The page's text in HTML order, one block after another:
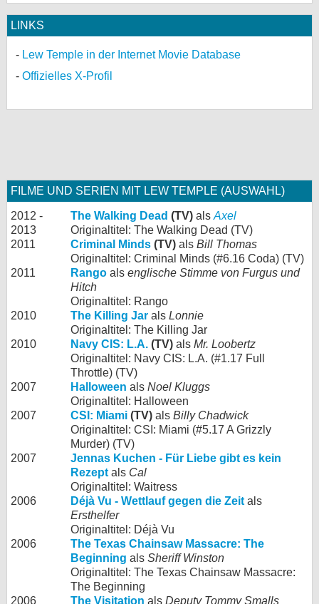
LINKS
Lew Temple in der Internet Movie Database
Offizielles X-Profil
FILME UND SERIEN MIT LEW TEMPLE (AUSWAHL)
2012 -
2013
The Walking Dead (TV) als Axel
Originaltitel: The Walking Dead (TV)
2011
Criminal Minds (TV) als Bill Thomas
Originaltitel: Criminal Minds (#6.16 Coda) (TV)
2011
Rango als englische Stimme von Furgus und
Hitch
Originaltitel: Rango
2010
The Killing Jar als Lonnie
Originaltitel: The Killing Jar
2010
Navy CIS: L.A. (TV) als Mr. Loobertz
Originaltitel: Navy CIS: L.A. (#1.17 Full
Throttle) (TV)
2007
Halloween als Noel Kluggs
Originaltitel: Halloween
2007
CSI: Miami (TV) als Billy Chadwick
Originaltitel: CSI: Miami (#5.17 A Grizzly
Murder) (TV)
2007
Jennas Kuchen - Für Liebe gibt es kein
Rezept als Cal
Originaltitel: Waitress
2006
Déjà Vu - Wettlauf gegen die Zeit als
Ersthelfer
Originaltitel: Déjà Vu
2006
The Texas Chainsaw Massacre: The
Beginning als Sheriff Winston
Originaltitel: The Texas Chainsaw Massacre:
The Beginning
2006
The Visitation als Deputy Tommy Smalls